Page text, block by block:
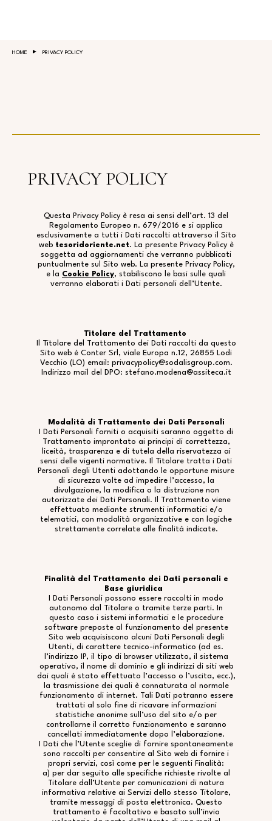
HOME PRIVACY POLICY
PRIVACY POLICY
Questa Privacy Policy è resa ai sensi dell’art. 13 del
Regolamento Europeo n. 679/2016 e si applica
esclusivamente a tutti i Dati raccolti attraverso il Sito
web tesoridoriente.net. La presente Privacy Policy è
soggetta ad aggiornamenti che verranno pubblicati
puntualmente sul Sito web. La presente Privacy Policy,
e la Cookie Policy, stabiliscono le basi sulle quali
verranno elaborati i Dati personali dell’Utente.
Titolare del Trattamento
Il Titolare del Trattamento dei Dati raccolti da questo
Sito web è Conter Srl, viale Europa n.12, 26855 Lodi
Vecchio (LO) email: privacypolicy@sodalisgroup.com.
Indirizzo mail del DPO: stefano.modena@assiteca.it
Modalità di Trattamento dei Dati Personali
I Dati Personali forniti o acquisiti saranno oggetto di
Trattamento improntato ai principi di correttezza,
liceità, trasparenza e di tutela della riservatezza ai
sensi delle vigenti normative. Il Titolare tratta i Dati
Personali degli Utenti adottando le opportune misure
di sicurezza volte ad impedire l’accesso, la
divulgazione, la modifica o la distruzione non
autorizzate dei Dati Personali. Il Trattamento viene
effettuato mediante strumenti informatici e/o
telematici, con modalità organizzative e con logiche
strettamente correlate alle finalità indicate.
Finalità del Trattamento dei Dati personali e
Base giuridica
I Dati Personali possono essere raccolti in modo
autonomo dal Titolare o tramite terze parti. In
questo caso i sistemi informatici e le procedure
software preposte al funzionamento del presente
Sito web acquisiscono alcuni Dati Personali degli
Utenti, di carattere tecnico-informatico (ad es.
l’indirizzo IP, il tipo di browser utilizzato, il sistema
operativo, il nome di dominio e gli indirizzi di siti web
dai quali è stato effettuato l’accesso o l’uscita, ecc.),
la trasmissione dei quali è connaturata al normale
funzionamento di internet. Tali Dati potranno essere
trattati al solo fine di ricavare informazioni
statistiche anonime sull’uso del sito e/o per
controllarne il corretto funzionamento e saranno
cancellati immediatamente dopo l’elaborazione.
I Dati che l’Utente sceglie di fornire spontaneamente
sono raccolti per consentire al Sito web di fornire i
propri servizi, così come per le seguenti Finalità:
a) per dar seguito alle specifiche richieste rivolte al
Titolare dall’Utente per comunicazioni di natura
informativa relative ai Servizi dello stesso Titolare,
tramite messaggi di posta elettronica. Questo
trattamento è facoltativo e basato sull’invio